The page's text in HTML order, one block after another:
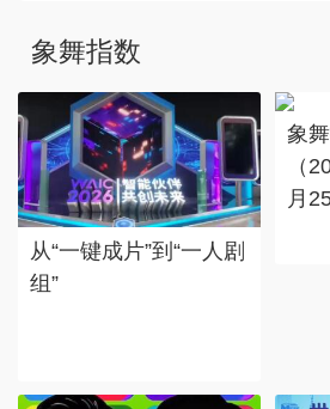
象舞指数
从“一键成片”到“一人剧
组”
象
（
月